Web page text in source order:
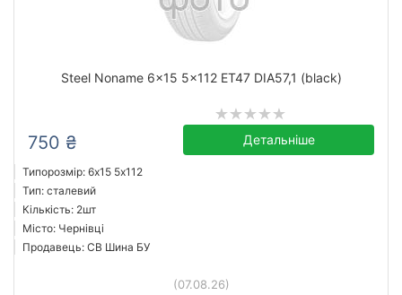
Steel Noname 6x15 5x112 ET47 DIA57,1 (black)
750 ₴ Детальніше
Типорозмір: 6x15 5х112
Тип: сталевий
Кількість: 2шт
Місто: Чернівці
Продавець: СВ Шина БУ
(07.08.26)